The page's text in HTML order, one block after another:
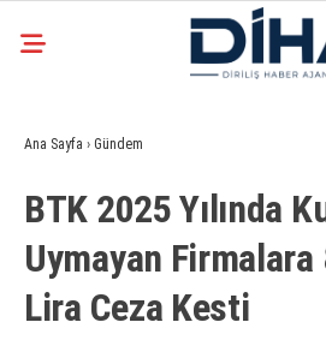
EKONOMI
SIYASET
DÜNYA
Ana Sayfa › Gündem
BTK 2025 Yılında
Uymayan
Lira Ceza Kesti